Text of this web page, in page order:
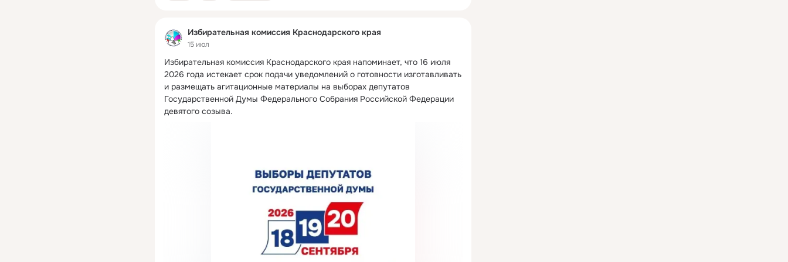
Избирательная комиссия Краснодарского края
15 июл
Избирательная комиссия Краснодарского края напоминает, что 16 июля
2026 года истекает срок подачи уведомлений о готовности изготавливать
и размещать агитационные материалы на выборах депутатов
Государственной Думы Федерального Собрания Российской Федерации
девятого созыва.